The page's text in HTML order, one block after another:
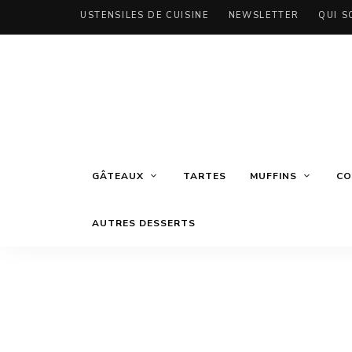
USTENSILES DE CUISINE NEWSLETTER QUI
GÂTEAUX TARTES MUFFINS
AUTRES DESSERTS